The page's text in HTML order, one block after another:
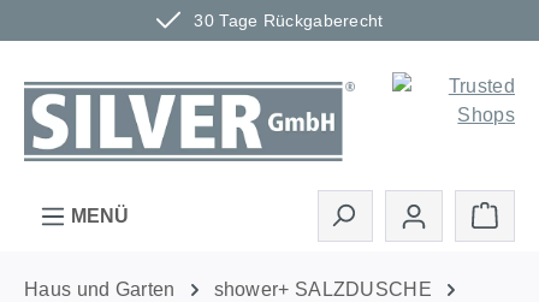
30 Tage Rückgaberecht
Zum Hauptinhalt springen
MENÜ
Haus und Garten
shower+ SALZDUSCHE